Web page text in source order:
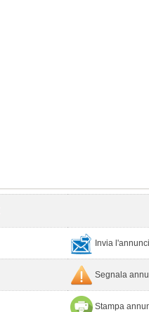
Invia
Segnala
Stampa